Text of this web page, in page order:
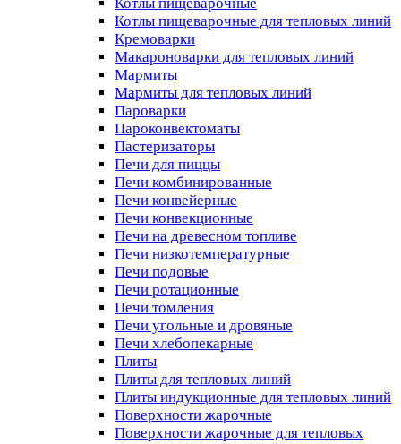
Котлы пищеварочные для тепловых линий
Кремоварки
Макароноварки для тепловых линий
Мармиты
Мармиты для тепловых линий
Пароварки
Пароконвектоматы
Пастеризаторы
Печи для пиццы
Печи комбинированные
Печи конвейерные
Печи конвекционные
Печи на древесном топливе
Печи низкотемпературные
Печи подовые
Печи ротационные
Печи томления
Печи угольные и дровяные
Печи хлебопекарные
Плиты
Плиты для тепловых линий
Плиты индукционные для тепловых линий
Поверхности жарочные
Поверхности жарочные для тепловых